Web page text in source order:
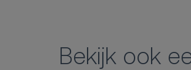
Bekijk ook